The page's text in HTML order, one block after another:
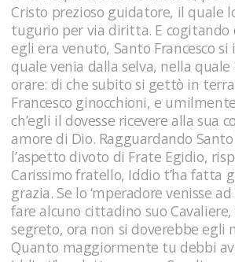
Cristo prezioso guidatore, il quale
tugurio per via diritta. E cogitando
egli era venuto, Santo Francesco
quale venia dalla selva, nella quale
orare: di che subito si gettò in
Francesco ginocchioni, e
ch’egli il dovesse ricevere alla sua
amore di Dio. Ragguardando Santo
l’aspetto divoto di Frate Egidio,
Carissimo fratello, Iddio t’ha fatta
grazia. Se lo ‘mperadore venisse ad
fare alcuno cittadino suo
segreto, ora non si doverebbe egli
Quanto maggiormente tu debbi